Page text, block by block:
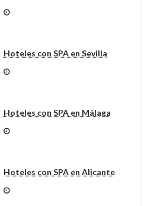
Hoteles con SPA en Sevilla
Hoteles con SPA en Málaga
Hoteles con SPA en Alicante